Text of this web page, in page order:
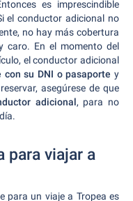
es imprescindible
el conductor adicional no
no hay más cobertura
caro. En el momento del
el conductor adicional
su DNI o pasaporte y
asegúrese de que
adicional, para no
para viajar a
para un viaje a Tropea es